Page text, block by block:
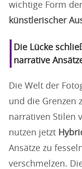
wichtige Form
künstlerischer
Die Lücke
narrative
Die Welt der
und die Grenzen
narrativen Stilen
nutzen jetzt
Ansätze zu
verschmelzen.